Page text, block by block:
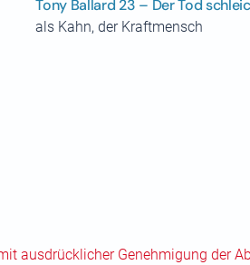
Tony Ballard 23 – Der Tod
als Kahn, der Kraftmensch
ausdrücklicher Genehmigung der